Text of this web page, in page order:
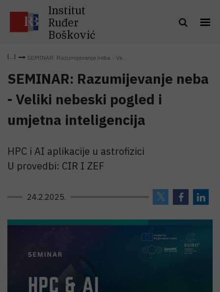
Institut
Ruđer
Bošković
SEMINAR: Razumijevanje neba - Ve...
SEMINAR: Razumijevanje neba
- Veliki nebeski pogled i
umjetna inteligencija
HPC i AI aplikacije u astrofizici
U provedbi: CIR I ZEF
24.2.2025.